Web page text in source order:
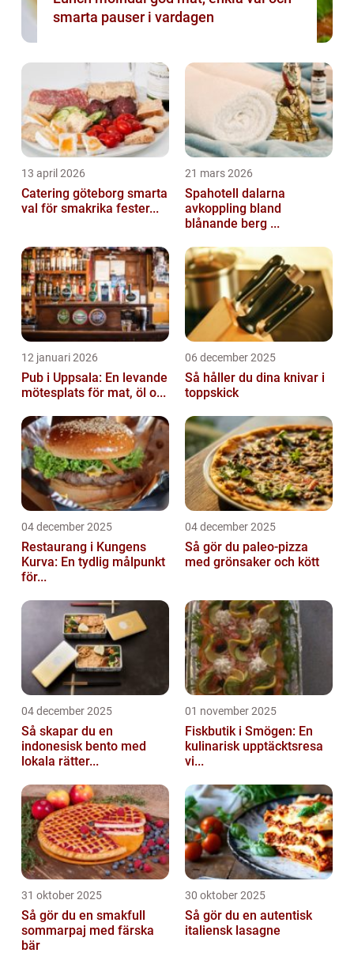
smarta pauser i vardagen
13 april 2026
Catering göteborg smarta
val för smakrika fester...
21 mars 2026
Spahotell dalarna
avkoppling bland
blånande berg ...
12 januari 2026
Pub i Uppsala: En levande
mötesplats för mat, öl o...
06 december 2025
Så håller du dina knivar i
toppskick
04 december 2025
Restaurang i Kungens
Kurva: En tydlig målpunkt
för...
04 december 2025
Så gör du paleo-pizza
med grönsaker och kött
04 december 2025
Så skapar du en
indonesisk bento med
lokala rätter...
01 november 2025
Fiskbutik i Smögen: En
kulinarisk upptäcktsresa
vi...
31 oktober 2025
Så gör du en smakfull
sommarpaj med färska
bär
30 oktober 2025
Så gör du en autentisk
italiensk lasagne